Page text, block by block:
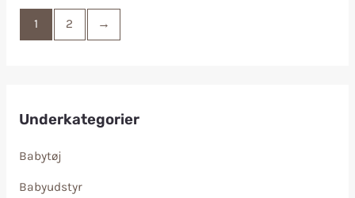
Underkategorier
Babytøj
Babyudstyr
1 2 →